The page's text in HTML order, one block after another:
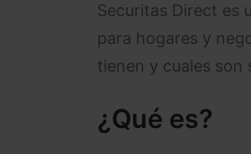
Securitas Direct es
para hogares y
tienen y cuales son
¿Qué es?